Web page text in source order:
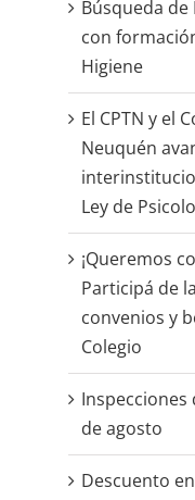
Búsqueda
con
Higiene
El CPTN y el
Neuquén
Ley de
¡Queremos
Participá de
convenios y
Colegio
Inspecciones
de agosto
Descuento